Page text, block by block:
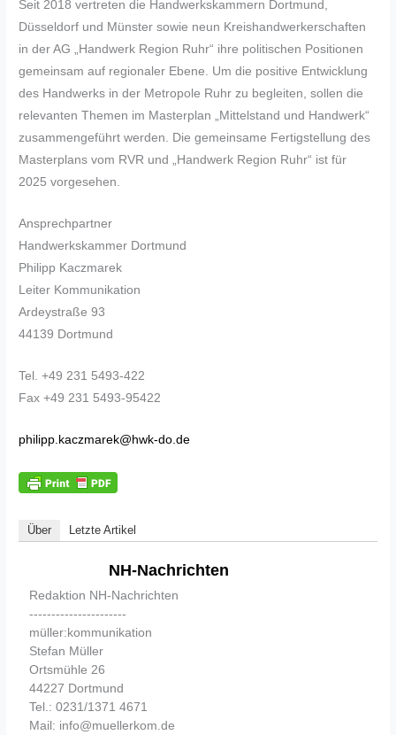
Seit 2018 vertreten die Handwerkskammern Dortmund,
Düsseldorf und Münster sowie neun Kreishandwerkerschaften
in der AG „Handwerk Region Ruhr“ ihre politischen Positionen
gemeinsam auf regionaler Ebene. Um die positive Entwicklung
des Handwerks in der Metropole Ruhr zu begleiten, sollen die
relevanten Themen im Masterplan „Mittelstand und Handwerk“
zusammengeführt werden. Die gemeinsame Fertigstellung des
Masterplans vom RVR und „Handwerk Region Ruhr“ ist für
2025 vorgesehen.
Ansprechpartner
Handwerkskammer Dortmund
Philipp Kaczmarek
Leiter Kommunikation
Ardeystraße 93
44139 Dortmund
Tel. +49 231 5493-422
Fax +49 231 5493-95422
philipp.kaczmarek@hwk-do.de
Über Letzte Artikel
NH-Nachrichten
Redaktion NH-Nachrichten
----------------------
müller:kommunikation
Stefan Müller
Ortsmühle 26
44227 Dortmund
Tel.: 0231/1371 4671
Mail: info@muellerkom.de